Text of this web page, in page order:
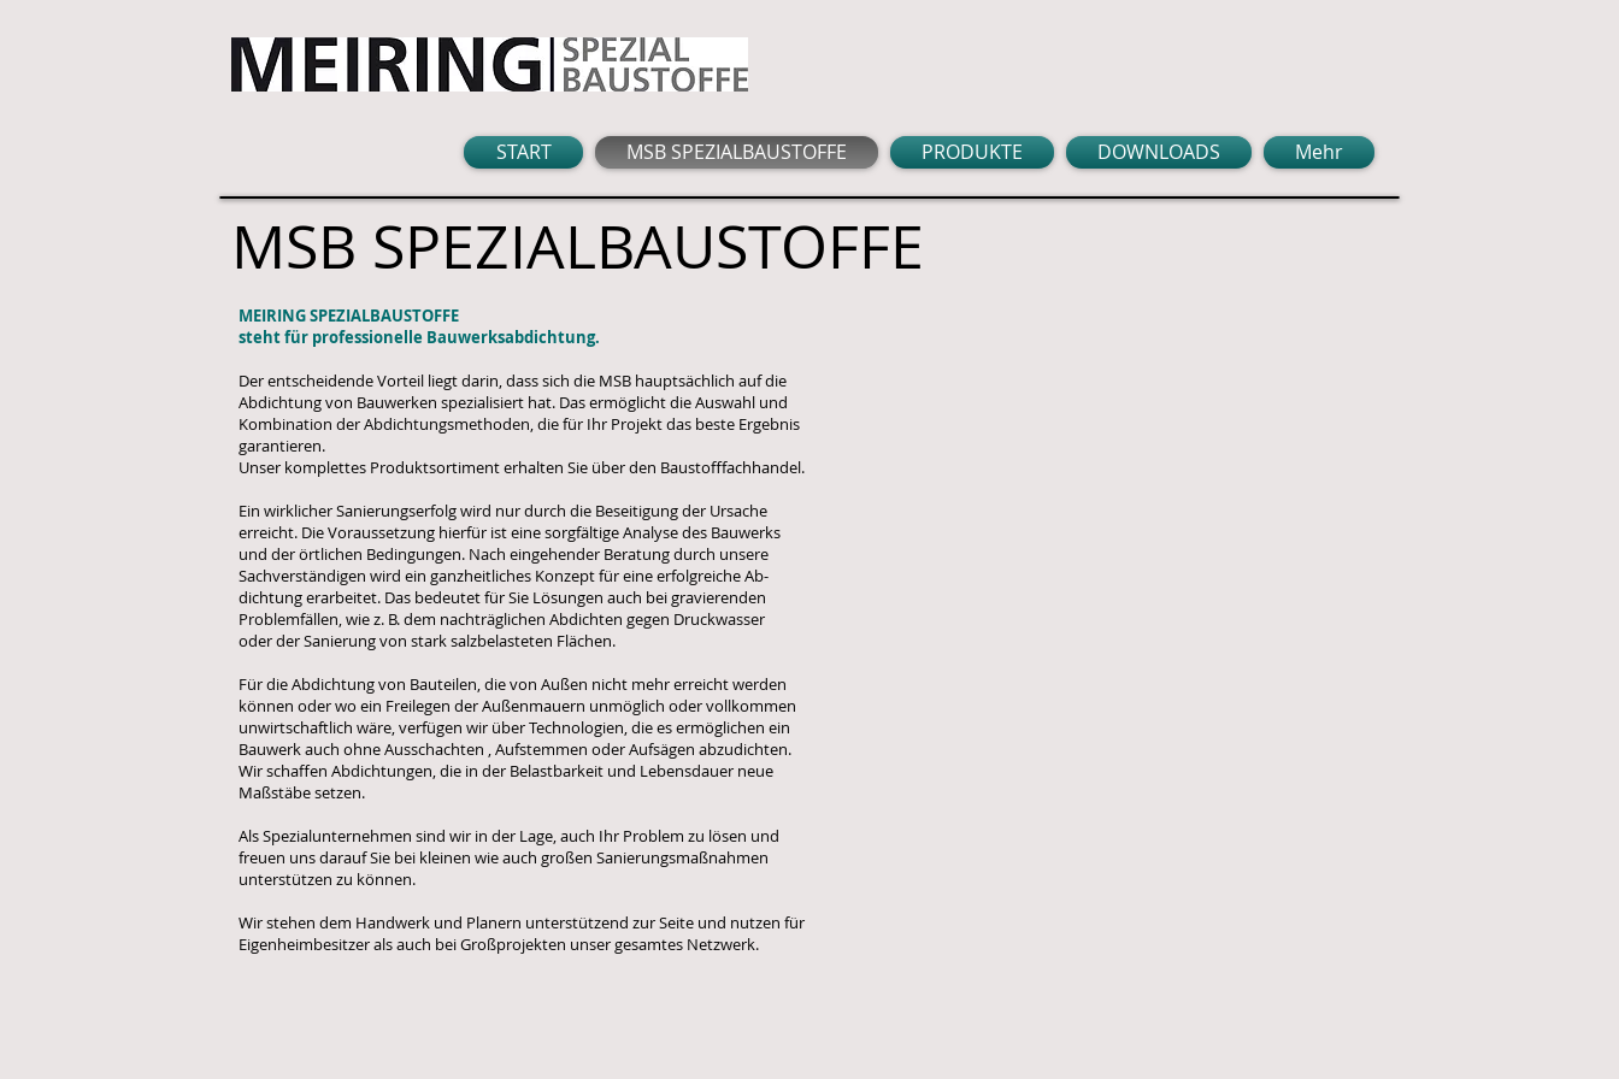
START MSB SPEZIALBAUSTOFFE PRODUKTE DOWNLOADS Mehr
MSB SPEZIALBAUSTOFFE
MEIRING SPEZIALBAUSTOFFE
steht für professionelle Bauwerksabdichtung.
Der entscheidende Vorteil liegt darin, dass sich die MSB hauptsächlich auf die
Abdichtung von Bauwerken spezialisiert hat. Das ermöglicht die Auswahl und
Kombination der Abdichtungsmethoden, die für Ihr Projekt das beste Ergebnis
garantieren.
Unser komplettes Produktsortiment erhalten Sie über den Baustofffachhandel.
Ein wirklicher Sanierungserfolg wird nur durch die Beseitigung der Ursache
erreicht. Die Voraussetzung hierfür ist eine sorgfältige Analyse des Bauwerks
und der örtlichen Bedingungen. Nach eingehender Beratung durch unsere
Sachverständigen wird ein ganzheitliches Konzept für eine erfolgreiche Ab-
dichtung erarbeitet. Das bedeutet für Sie Lösungen auch bei gravierenden
Problemfällen, wie z. B. dem nachträglichen Abdichten gegen Druckwasser
oder der Sanierung von stark salzbelasteten Flächen.
Für die Abdichtung von Bauteilen, die von Außen nicht mehr erreicht werden
können oder wo ein Freilegen der Außenmauern unmöglich oder vollkommen
unwirtschaftlich wäre, verfügen wir über Technologien, die es ermöglichen ein
Bauwerk auch ohne Ausschachten , Aufstemmen oder Aufsägen abzudichten.
Wir schaffen Abdichtungen, die in der Belastbarkeit und Lebensdauer neue
Maßstäbe setzen.
Als Spezialunternehmen sind wir in der Lage, auch Ihr Problem zu lösen und
freuen uns darauf Sie bei kleinen wie auch großen Sanierungsmaßnahmen
unterstützen zu können.
Wir stehen dem Handwerk und Planern unterstützend zur Seite und nutzen für
Eigenheimbesitzer als auch bei Großprojekten unser gesamtes Netzwerk.